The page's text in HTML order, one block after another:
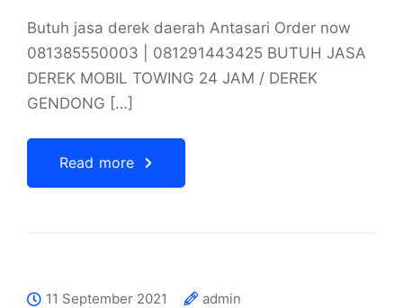
Butuh jasa derek daerah Antasari Order now
081385550003 | 081291443425 BUTUH JASA
DEREK MOBIL TOWING 24 JAM / DEREK
GENDONG […]
Read more
11 September 2021
admin